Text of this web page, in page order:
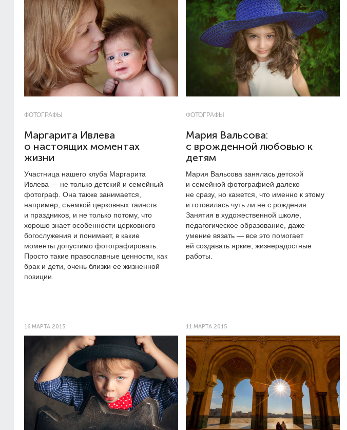
ФОТОГРАФЫ
Маргарита Ивлева
о настоящих моментах
жизни
Участница нашего клуба Маргарита
Ивлева — не только детский и семейный
фотограф. Она также занимается,
например, съемкой церковных таинств
и праздников, и не только потому, что
хорошо знает особенности церковного
богослужения и понимает, в какие
моменты допустимо фотографировать.
Просто такие православные ценности, как
брак и дети, очень близки ее жизненной
позиции.
ФОТОГРАФЫ
Мария Вальсова:
с врожденной любовью к
детям
Мария Вальсова занялась детской
и семейной фотографией далеко
не сразу, но кажется, что именно к этому
и готовилась чуть ли не с рождения.
Занятия в художественной школе,
педагогическое образование, даже
умение вязать — все это помогает
ей создавать яркие, жизнерадостные
работы.
16 МАРТА 2015 11 МАРТА 2015